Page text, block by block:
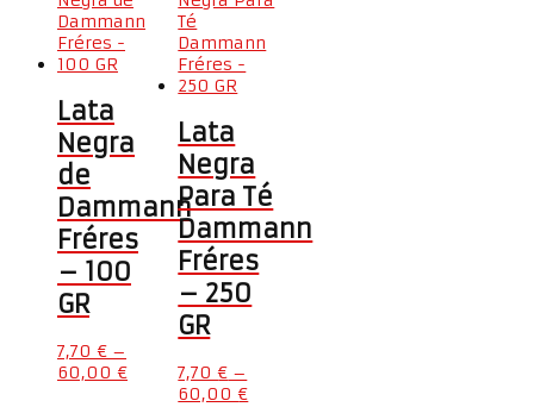
Lata
Negra
de
Dammann
Fréres
– 100
GR
7,70€ –
60,00€
Lata
Negra
Para Té
Dammann
Fréres
– 250
GR
7,70€ –
60,00€